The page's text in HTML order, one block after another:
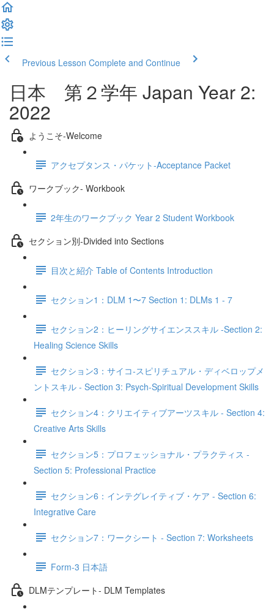
Previous Lesson Complete and Continue
日本 第２学年 Japan Year 2:
2022
ようこそ‐Welcome
アクセプタンス・パケット‐Acceptance Packet
ワークブック- Workbook
2年生のワークブック Year 2 Student Workbook
セクション別‐Divided into Sections
目次と紹介 Table of Contents Introduction
セクション1：DLM 1〜7 Section 1: DLMs 1 - 7
セクション2：ヒーリングサイエンススキル -Section 2:
Healing Science Skills
セクション3：サイコ‐スピリチュアル・ディベロップメ
ントスキル - Section 3: Psych-Spiritual Development Skills
セクション4：クリエイティブアーツスキル - Section 4:
Creative Arts Skills
セクション5：プロフェッショナル・プラクティス -
Section 5: Professional Practice
セクション6：インテグレイティブ・ケア - Section 6:
Integrative Care
セクション7：ワークシート - Section 7: Worksheets
Form-3 日本語
DLMテンプレート- DLM Templates